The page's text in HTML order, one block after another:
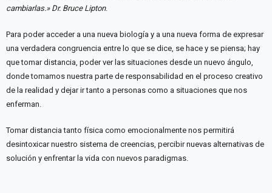
cambiarlas.» Dr. Bruce Lipton.
Para poder acceder a una nueva biología y a una nueva forma de expresar
una verdadera congruencia entre lo que se dice, se hace y se piensa; hay
que tomar distancia, poder ver las situaciones desde un nuevo ángulo,
donde tomamos nuestra parte de responsabilidad en el proceso creativo
de la realidad y dejar ir tanto a personas como a situaciones que nos
enferman.
Tomar distancia tanto física como emocionalmente nos permitirá
desintoxicar nuestro sistema de creencias, percibir nuevas alternativas de
solución y enfrentar la vida con nuevos paradigmas.